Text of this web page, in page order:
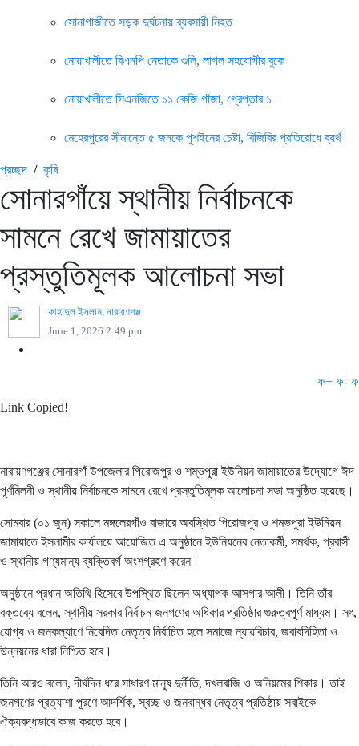
সোনাগাজীতে সড়ক দুর্ঘটনায় ব্যবসায়ী নিহত
নোয়াখালীতে বিএনপি নেতাকে গুলি, লাগল সহযোগীর বুকে
নোয়াখালীতে সিএনজিতে ১১ কেজি গাঁজা, গ্রেপ্তার ১
মেহেরপুরের সীমান্তে ৫ জনকে পুশইনের চেষ্টা, বিজিবির প্রতিরোধে ব্যর্থ
প্রচ্ছদ / কৃষি
সোনারগাঁয়ে স্থানীয় নির্বাচনকে
সামনে রেখে জামায়াতের
প্রস্তুতিমূলক আলোচনা সভা
ফাহাদুল ইসলাম, নারায়ণগঞ্জ
June 1, 2026 2:49 pm
ফ+ ফ- ফ
Link Copied!
নারায়ণগঞ্জের সোনারগাঁ উপজেলার পিরোজপুর ও শম্ভপুরা ইউনিয়ন জামায়াতের উদ্যোগে ঈদ
পূর্ণমিলনী ও স্থানীয় নির্বাচনকে সামনে রেখে প্রস্তুতিমূলক আলোচনা সভা অনুষ্ঠিত হয়েছে।
সোমবার (০১ জুন) সকালে মঙ্গলেরগাঁও বাজারে অবস্থিত পিরোজপুর ও শম্ভপুরা ইউনিয়ন
জামায়াতে ইসলামীর কার্যালয়ে আয়োজিত এ অনুষ্ঠানে ইউনিয়নের নেতাকর্মী, সমর্থক, প্রবাসী
ও স্থানীয় গণ্যমান্য ব্যক্তিবর্গ অংশগ্রহণ করেন।
অনুষ্ঠানে প্রধান অতিথি হিসেবে উপস্থিত ছিলেন অধ্যাপক আসগার আলী। তিনি তাঁর
বক্তব্যে বলেন, স্থানীয় সরকার নির্বাচন জনগণের অধিকার প্রতিষ্ঠার গুরুত্বপূর্ণ মাধ্যম। সৎ,
যোগ্য ও জনকল্যাণে নিবেদিত নেতৃত্ব নির্বাচিত হলে সমাজে ন্যায়বিচার, জবাবদিহিতা ও
উন্নয়নের ধারা নিশ্চিত হবে।
তিনি আরও বলেন, দীর্ঘদিন ধরে সাধারণ মানুষ দুর্নীতি, দখলবাজি ও অনিয়মের শিকার। তাই
জনগণের প্রত্যাশা পূরণে আদর্শিক, স্বচ্ছ ও জনবান্ধব নেতৃত্ব প্রতিষ্ঠায় সবাইকে
ঐক্যবদ্ধভাবে কাজ করতে হবে।